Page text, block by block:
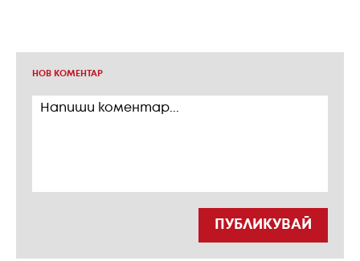
НОВ КОМЕНТАР
ПУБЛИКУВАЙ